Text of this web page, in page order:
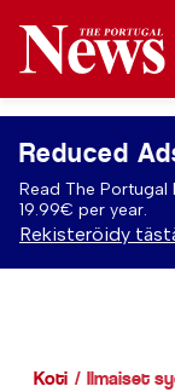
Reduced
Read The
19.99€ per year.
Rekisteröidy
Koti Ilmaiset